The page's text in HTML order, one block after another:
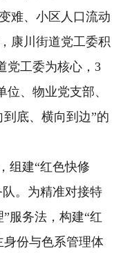
、小区人口流动
康川街道党工委积
党工委为核心，3
、物业党支部、
底、横向到边”的
建“红色快修
队。为精准对接特
服务法，构建“红
身份与色系管理体